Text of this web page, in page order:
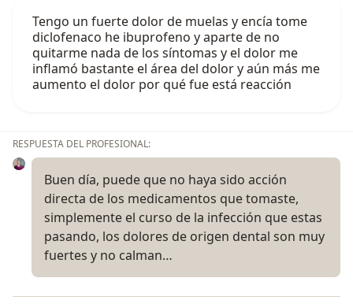
Tengo un fuerte dolor de muelas y encía tome
diclofenaco he ibuprofeno y aparte de no
quitarme nada de los síntomas y el dolor me
inflamó bastante el área del dolor y aún más me
aumento el dolor por qué fue está reacción
RESPUESTA DEL PROFESIONAL:
Buen día, puede que no haya sido acción
directa de los medicamentos que tomaste,
simplemente el curso de la infección que estas
pasando, los dolores de origen dental son muy
fuertes y no calman…